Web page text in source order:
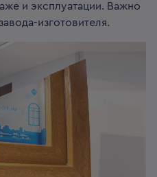
и эксплуатации. Важно
изготовителя.